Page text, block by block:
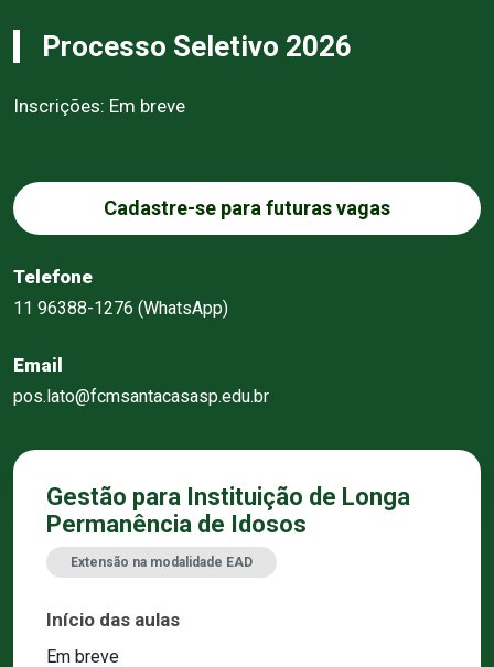
Processo Seletivo 2026
Inscrições: Em breve
Cadastre-se para futuras vagas
Telefone
11 96388-1276 (WhatsApp)
Email
pos.lato@fcmsantacasasp.edu.br
Gestão para Instituição de Longa
Permanência de Idosos
Extensão na modalidade EAD
Início das aulas
Em breve